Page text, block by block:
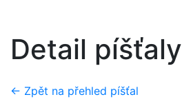
Detail píšťaly
← Zpět na přehled píšťal